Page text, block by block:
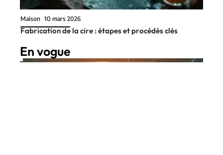
Maison 10 mars 2026
Fabrication de la cire : étapes et procédés clés
En vogue